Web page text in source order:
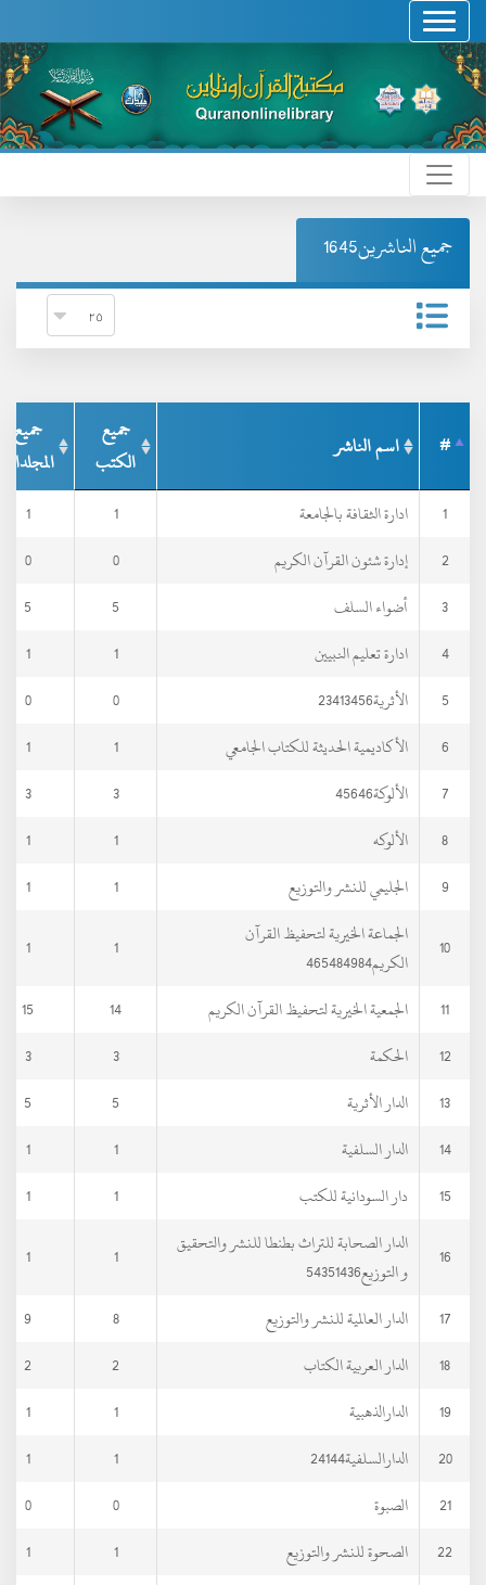
جميع الناشرين1645
# اسم الناشر
جميع
الكتب
جميع
المجلدات
1 ادارة الثقافة بالجامعة 1
1
2
إدارة شئون القرآن الكريم 0
0
3
أضواء السلف 5
5
4
ادارة تعليم النبيين 1
1
5
الأثرية23413456 0
0
6
الأكاديمية الحديثة للكتاب الجامعي 1
1
7
الألوكة45646 3
3
8
الألوكه 1
1
9
الجليمي للنشر والتوزيع 1
1
10
الجماعة الخيرية لتحفيظ القرآن
الكريم465484984
1
1
11 الجمعية الخيرية لتحفيظ القرآن الكريم 14
15
12
الحكمة 3
3
13
الدار الأثرية 5
5
14
الدار السلفية 1
1
15
دار السودانية للكتب 1
1
16
الدار الصحابة للتراث بطنطا للنشر والتحقيق
و التوزيع54351436
1
1
17 الدار العالمية للنشر والتوزيع 8
9
18
الدار العربية الكتاب 2
2
19
الدارالذهبية 1
1
20
الدارالسلفية24144 1
1
21
الصبوة 0
0
22
الصحوة للنشر والتوزيع 1
1